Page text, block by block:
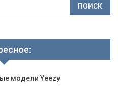
модели Yeezy